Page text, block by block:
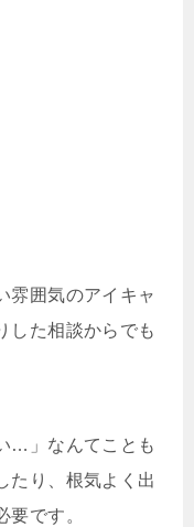
雰囲気のアイキャ
した相談からでも
…」なんてことも
たり、根気よく出
です。